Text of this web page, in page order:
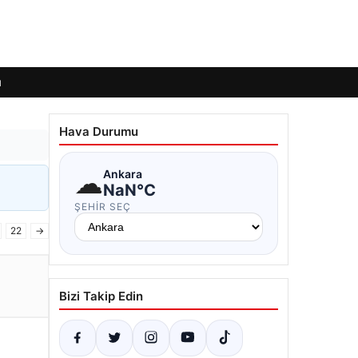
22 →
Hava Durumu
☁Ankara
NaN°C
ŞEHIR SEÇ
Bizi Takip Edin